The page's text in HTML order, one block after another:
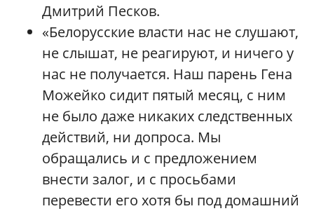
Дмитрий Песков.
«Белорусские власти нас не слушают,
не слышат, не реагируют, и ничего у
нас не получается. Наш парень Гена
Можейко сидит пятый месяц, с ним
не было даже никаких следственных
действий, ни допроса. Мы
обращались и с предложением
внести залог, и с просьбами
перевести его хотя бы под домашний